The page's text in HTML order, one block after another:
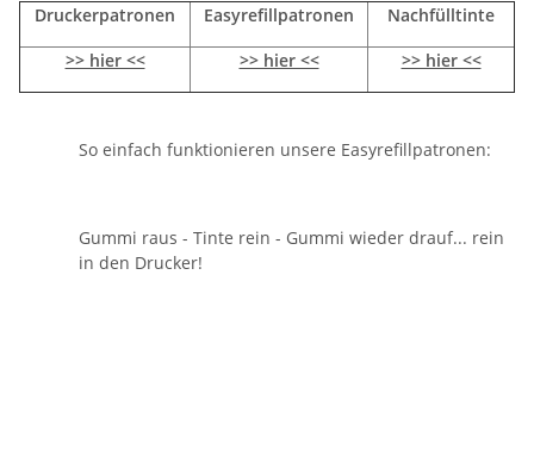
Druckerpatronen
Easyrefillpatronen
Nachfülltinte
>> hier <<
>> hier << >> hier <<
So einfach funktionieren unsere Easyrefillpatronen:
Gummi raus - Tinte rein - Gummi wieder drauf... rein
in den Drucker!